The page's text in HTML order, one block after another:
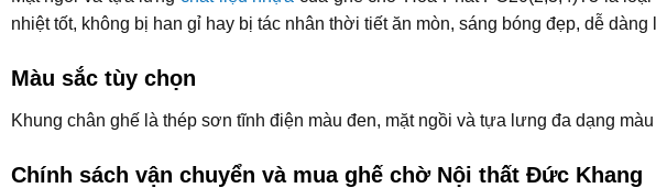
nhiệt tốt, không bị han gỉ hay bị tác nhân thời tiết ăn mòn, sáng bóng đẹp, dễ
Màu sắc tùy chọn
Khung chân ghế là thép sơn tĩnh điện màu đen, mặt ngồi và tựa lưng đa dạng
Chính sách vận chuyển và mua ghế chờ Nội thất Đức Khang